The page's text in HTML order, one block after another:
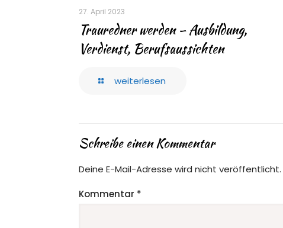
27. April 2023
Trauredner werden – Ausbildung,
Verdienst, Berufsaussichten
weiterlesen
Schreibe einen Kommentar
Deine E-Mail-Adresse wird nicht veröffentlicht.
Kommentar *